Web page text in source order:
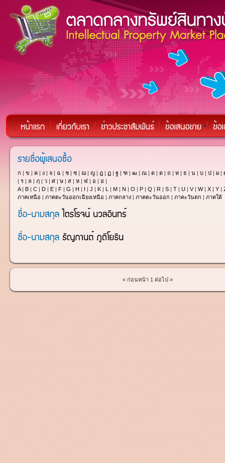
ก | ข | ค | ง | จ | ฉ | ช | ซ | ฌ | ญ | ฎ | ฏ | ฐ | ฑ | ฒ | ณ | ด | ต | ถ | ท | ธ | น | บ | ป | ผ |
| ร | ล | ฦ | ว | ศ | ษ | ส | ห | ฬ | อ | ฮ |
A| B | C | D | E | F | G | H | I | J | K | L | M | N | O | P | Q | R | S | T | U | V| W| X | Y |
ภาคเหนือ | ภาคตะวันออกเฉียงเหนือ | ภาคกลาง | ภาคตะวันออก | ภาคะวันตก | ภาคใต้
« ก่อนหน้า 1 ต่อไป »